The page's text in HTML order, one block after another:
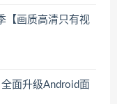
【画质高清只有视
面升级Android面